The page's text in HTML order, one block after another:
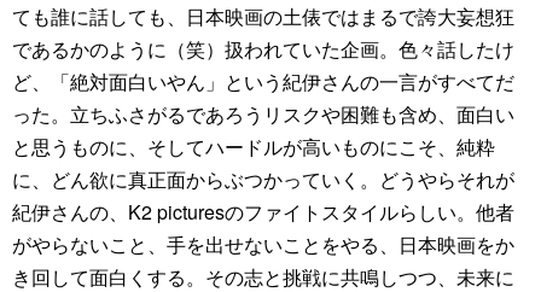
ても誰に話しても、日本映画の土俵ではまるで誇大妄想狂
であるかのように（笑）扱われていた企画。色々話したけ
ど、「絶対面白いやん」という紀伊さんの一言がすべてだ
った。立ちふさがるであろうリスクや困難も含め、面白い
と思うものに、そしてハードルが高いものにこそ、純粋
に、どん欲に真正面からぶつかっていく。どうやらそれが
紀伊さんの、K2 picturesのファイトスタイルらしい。他者
がやらないこと、手を出せないことをやる、日本映画をか
き回して面白くする。その志と挑戦に共鳴しつつ、未来に